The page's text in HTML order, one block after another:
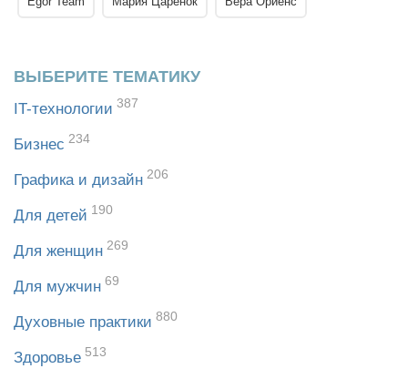
ВЫБЕРИТЕ ТЕМАТИКУ
IT-технологии 387
Бизнес 234
Графика и дизайн 206
Для детей 190
Для женщин 269
Для мужчин 69
Духовные практики 880
Здоровье 513